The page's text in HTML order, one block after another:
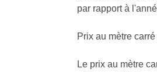
par rapport à
Prix au mètre
Le prix au mètre